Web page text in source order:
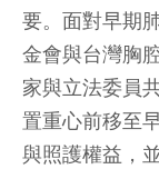
要。面對早期
金會與台灣胸
家與立法委員
置重心前移至
與照護權益，